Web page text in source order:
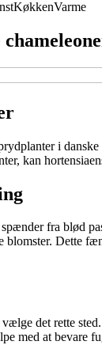
KøkkenVarme
i
kan
fra blød
Dette
det rette
med at bevare